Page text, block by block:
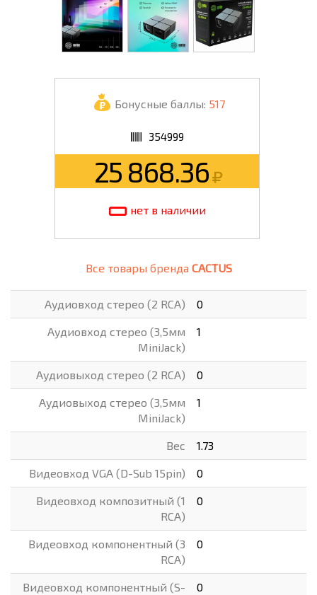
Бонусные баллы: 517
354999
25 868.36
нет в наличии
Все товары бренда CACTUS
Аудиовход стерео (2 RCA) 0
Аудиовход стерео (3,5мм
MiniJack)
1
Аудиовыход стерео (2 RCA) 0
Аудиовыход стерео (3,5мм
MiniJack)
1
Вес 1.73
Видеовход VGA (D-Sub 15pin) 0
Видеовход композитный (1
RCA)
0
Видеовход компонентный (3
RCA)
0
Видеовход компонентный (S-
0